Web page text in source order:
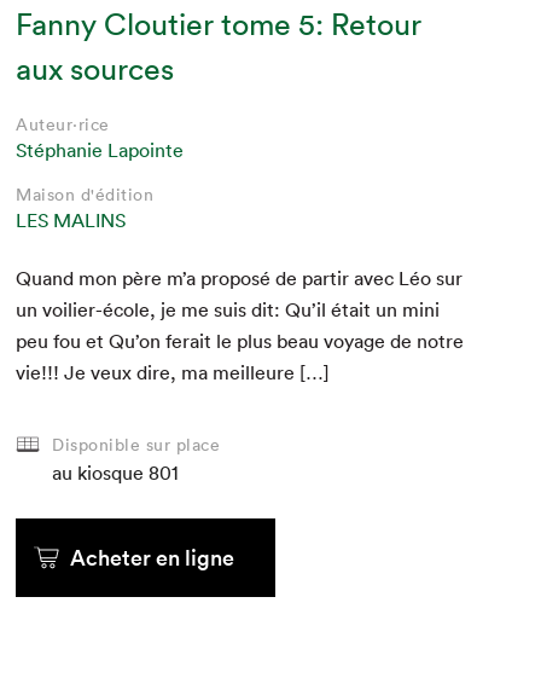
Fanny Cloutier tome 5: Retour
aux sources
Auteur·rice
Stéphanie Lapointe
Maison d'édition
LES MALINS
Quand mon père m’a pro­posé de par­tir avec Léo sur
un voili­er-école, je me suis dit: Qu’il était un mini
peu fou et Qu’on ferait le plus beau voy­age de notre
vie!!! Je veux dire, ma meilleure […]
Disponible sur place
au kiosque 801
Acheter en ligne